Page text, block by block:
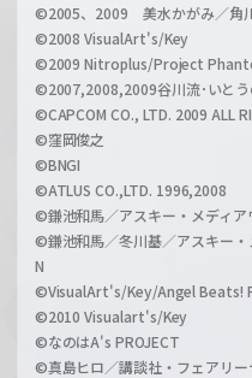
n
l
©2005、2009 美水かがみ／角
©2008 VisualArt's/Key
©2009 Nitroplus/Project
©2007,2008,2009谷川流･いと
©CAPCOM CO., LTD. 2009 ALL
©窪岡俊之
©BNGI
©ATLUS CO.,LTD. 1996,2008
©鎌池和馬／アスキー・メディア
©鎌池和馬／冬川基／アスキー・
N
©VisualArt's/Key/Angel Beats!
©2010 Visualart's/Key
©なのはA's PROJECT
©真島ヒロ／講談社・フェアリ